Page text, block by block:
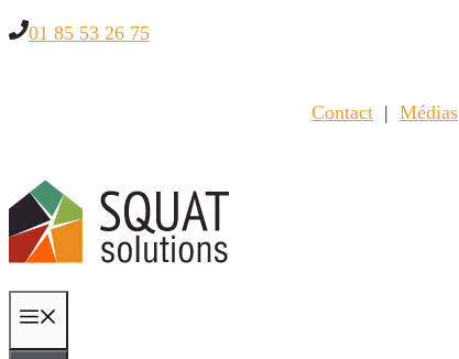
Aller01 85 53 26 75
Contact | Médias